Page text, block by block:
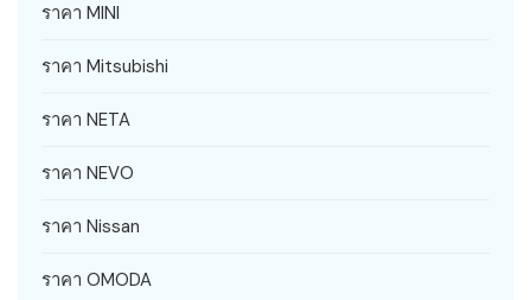
ราคา MINI
ราคา Mitsubishi
ราคา NETA
ราคา NEVO
ราคา Nissan
ราคา OMODA